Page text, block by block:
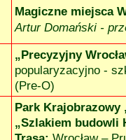
Magiczne miejsca
Artur Domański -
„Precyzyjny
popularyzacyjno -
(Pre-O)
Park Krajobrazowy
„Szlakiem budowli